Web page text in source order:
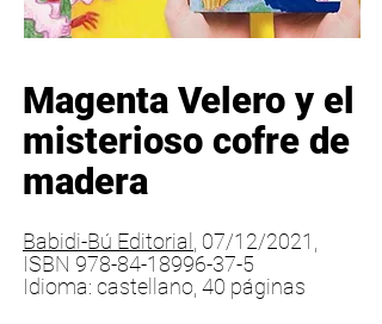
Magenta Velero y el
misterioso cofre de
madera​
Babidi-Bú Editorial
, 07/12/2021,
ISBN 978-84-18996-37-5
Idioma: castellano, 40 páginas